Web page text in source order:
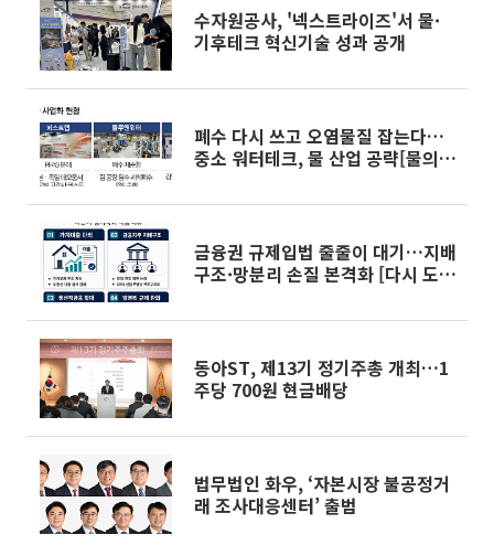
수자원공사, '넥스트라이즈'서 물·
기후테크 혁신기술 성과 공개
폐수 다시 쓰고 오염물질 잡는다…
중소 워터테크, 물 산업 공략[물의시
금융권 규제입법 줄줄이 대기…지배
구조·망분리 손질 본격화 [다시 도
동아ST, 제13기 정기주총 개최…1
주당 700원 현금배당
법무법인 화우, ‘자본시장 불공정거
래 조사대응센터’ 출범